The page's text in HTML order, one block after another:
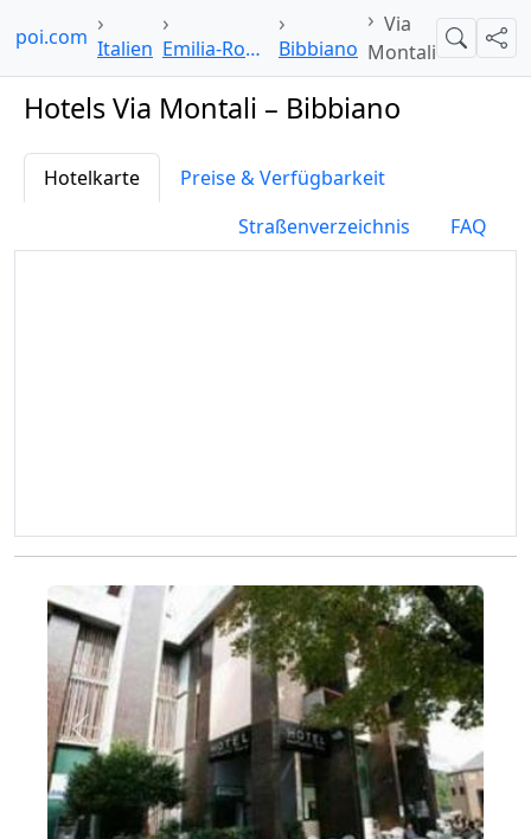
Italien Emilia-Romagna Bibbiano
Via
Montali
Suche
Hotels Via Montali – Bibbiano
Hotelkarte
Preise & Verfügbarkeit
Straßenverzeichnis
FAQ
Zurück